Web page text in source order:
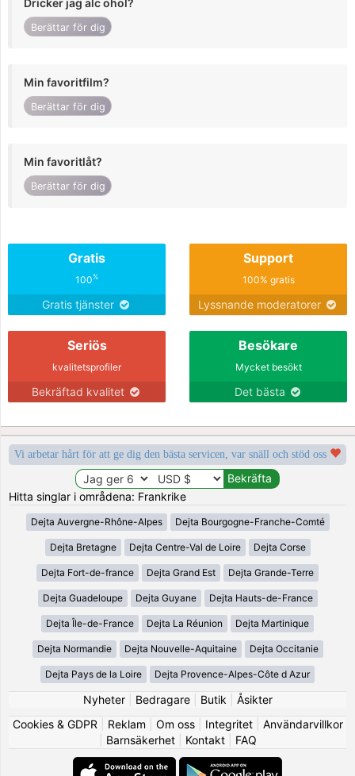
Berättar för dig
Min favoritfilm?
Berättar för dig
Min favoritlåt?
Berättar för dig
Gratis
100%
Gratis tjänster
Support
100% gratis
Lyssnande moderatorer
Seriös
kvalitetsprofiler
Bekräftad kvalitet
Besökare
Mycket besökt
Det bästa
Vi arbetar hårt för att ge dig den bästa servicen, var snäll och stöd oss
Hitta singlar i områdena: Frankrike
Dejta Auvergne-Rhône-Alpes Dejta Bourgogne-Franche-Comté
Dejta Bretagne Dejta Centre-Val de Loire Dejta Corse
Dejta Fort-de-france Dejta Grand Est Dejta Grande-Terre
Dejta Guadeloupe Dejta Guyane Dejta Hauts-de-France
Dejta Île-de-France Dejta La Réunion Dejta Martinique
Dejta Normandie Dejta Nouvelle-Aquitaine Dejta Occitanie
Dejta Pays de la Loire Dejta Provence-Alpes-Côte d Azur
Nyheter| Bedragare| Butik
Åsikter
Cookies & GDPR
Reklam Om oss| Integritet| Användarvillkor
Barnsäkerhet| Kontakt| FAQ